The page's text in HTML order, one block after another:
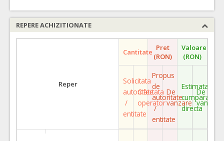
REPERE ACHIZITIONATE
Reper
Cantitate Pret
(RON)
Valoare
(RON)
Solicitata
autoritate
/
entitate
Ofertata
operator
Propus
de
autoritate
/
entitate
De
vanzare
Estimata
cumparare
directa
De
vanzare